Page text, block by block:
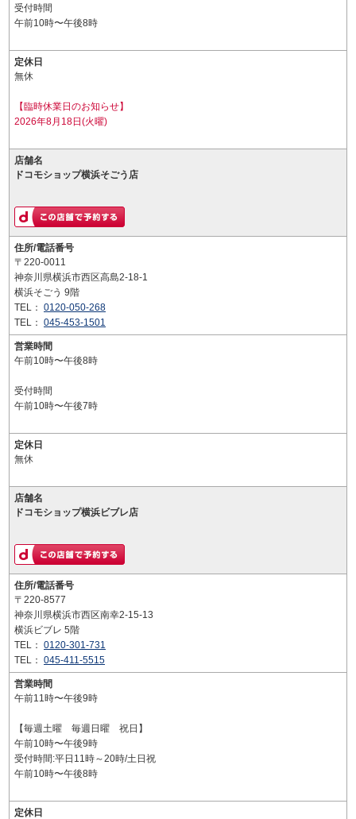
受付時間
午前10時〜午後8時
定休日
無休
【臨時休業日のお知らせ】
2026年8月18日(火曜)
店舗名
ドコモショップ横浜そごう店
住所/電話番号
〒220-0011
神奈川県横浜市西区高島2-18-1
横浜そごう 9階
TEL： 0120-050-268
TEL： 045-453-1501
営業時間
午前10時〜午後8時
受付時間
午前10時〜午後7時
定休日
無休
店舗名
ドコモショップ横浜ビブレ店
住所/電話番号
〒220-8577
神奈川県横浜市西区南幸2-15-13
横浜ビブレ 5階
TEL： 0120-301-731
TEL： 045-411-5515
営業時間
午前11時〜午後9時
【毎週土曜 毎週日曜 祝日】
午前10時〜午後9時
受付時間:平日11時～20時/土日祝
午前10時〜午後8時
定休日